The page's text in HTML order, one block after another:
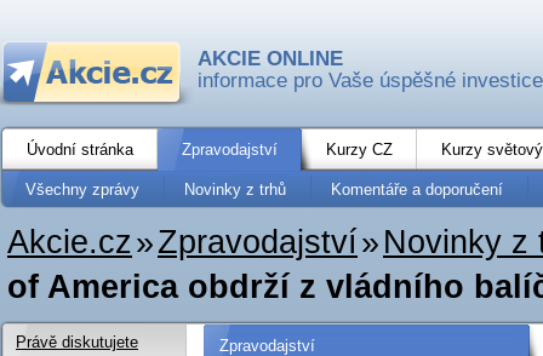
AKCIE ONLINE
informace pro Vaše úspěšné investice
Úvodní stránka Zpravodajství Kurzy CZ Kurzy
Všechny zprávy Novinky z trhů Komentáře a doporučení
Akcie.cz»Zpravodajství» Novinky z
of America obdrží z vládního
Zpravodajství
Právě diskutujete